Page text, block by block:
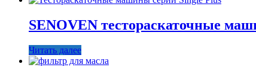
SENOVEN тестораскаточные
Читать далее